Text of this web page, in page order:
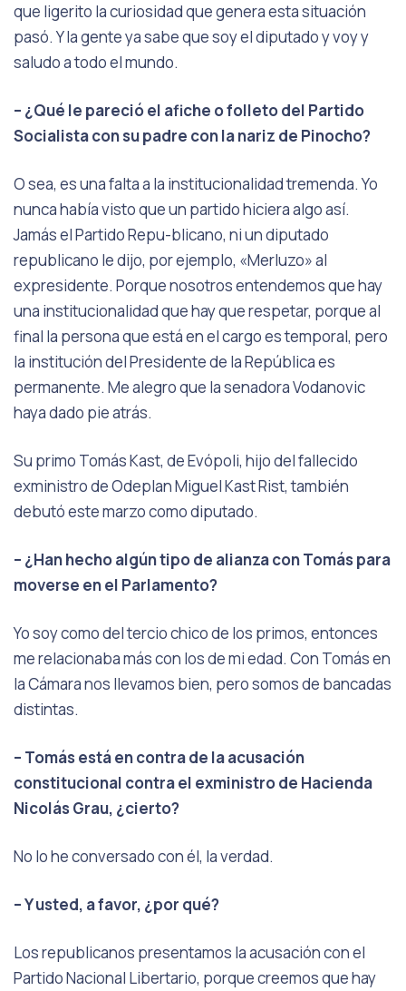
que ligerito la curiosidad que genera esta situación
pasó. Y la gente ya sabe que soy el diputado y voy y
saludo a todo el mundo.
– ¿Qué le pareció el afiche o folleto del Partido
Socialista con su padre con la nariz de Pinocho?
O sea, es una falta a la institucionalidad tremenda. Yo
nunca había visto que un partido hiciera algo así.
Jamás el Partido Repu-blicano, ni un diputado
republicano le dijo, por ejemplo, «Merluzo» al
expresidente. Porque nosotros entendemos que hay
una institucionalidad que hay que respetar, porque al
final la persona que está en el cargo es temporal, pero
la institución del Presidente de la República es
permanente. Me alegro que la senadora Vodanovic
haya dado pie atrás.
Su primo Tomás Kast, de Evópoli, hijo del fallecido
exministro de Odeplan Miguel Kast Rist, también
debutó este marzo como diputado.
– ¿Han hecho algún tipo de alianza con Tomás para
moverse en el Parlamento?
Yo soy como del tercio chico de los primos, entonces
me relacionaba más con los de mi edad. Con Tomás en
la Cámara nos llevamos bien, pero somos de bancadas
distintas.
– Tomás está en contra de la acusación
constitucional contra el exministro de Hacienda
Nicolás Grau, ¿cierto?
No lo he conversado con él, la verdad.
– Y usted, a favor, ¿por qué?
Los republicanos presentamos la acusación con el
Partido Nacional Libertario, porque creemos que hay